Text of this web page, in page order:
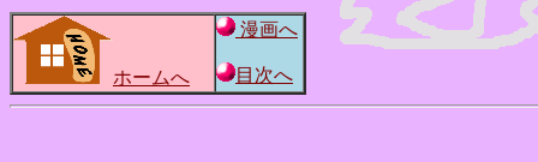
ホームへ
漫画へ
目次へ